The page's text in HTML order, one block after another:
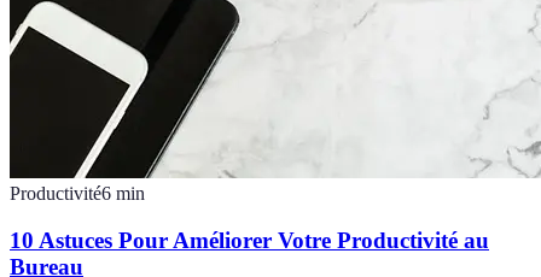
Productivité6 min
10 Astuces Pour Améliorer Votre Productivité au
Bureau